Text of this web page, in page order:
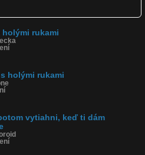
lupič, opilec, bratislava, v
holými rukami
holými rukami
vytiahni, keď ti dám